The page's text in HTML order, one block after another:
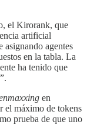
el Kirorank, que
artificial
asignando agentes
en la tabla. La
ha tenido que
en
el máximo de tokens
prueba de que uno